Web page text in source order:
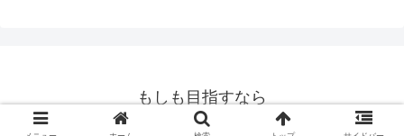
もしも目指すなら
© 2020 もしも目指すなら.